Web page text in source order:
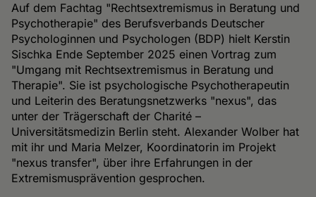
Auf dem Fachtag "Rechtsextremismus in Beratung und
Psychotherapie" des Berufsverbands Deutscher
Psychologinnen und Psychologen (BDP) hielt Kerstin
Sischka Ende September 2025 einen Vortrag zum
"Umgang mit Rechtsextremismus in Beratung und
Therapie". Sie ist psychologische Psychotherapeutin
und Leiterin des Beratungsnetzwerks "nexus", das
unter der Trägerschaft der Charité –
Universitätsmedizin Berlin steht. Alexander Wolber hat
mit ihr und Maria Melzer, Koordinatorin im Projekt
"nexus transfer", über ihre Erfahrungen in der
Extremismusprävention gesprochen.